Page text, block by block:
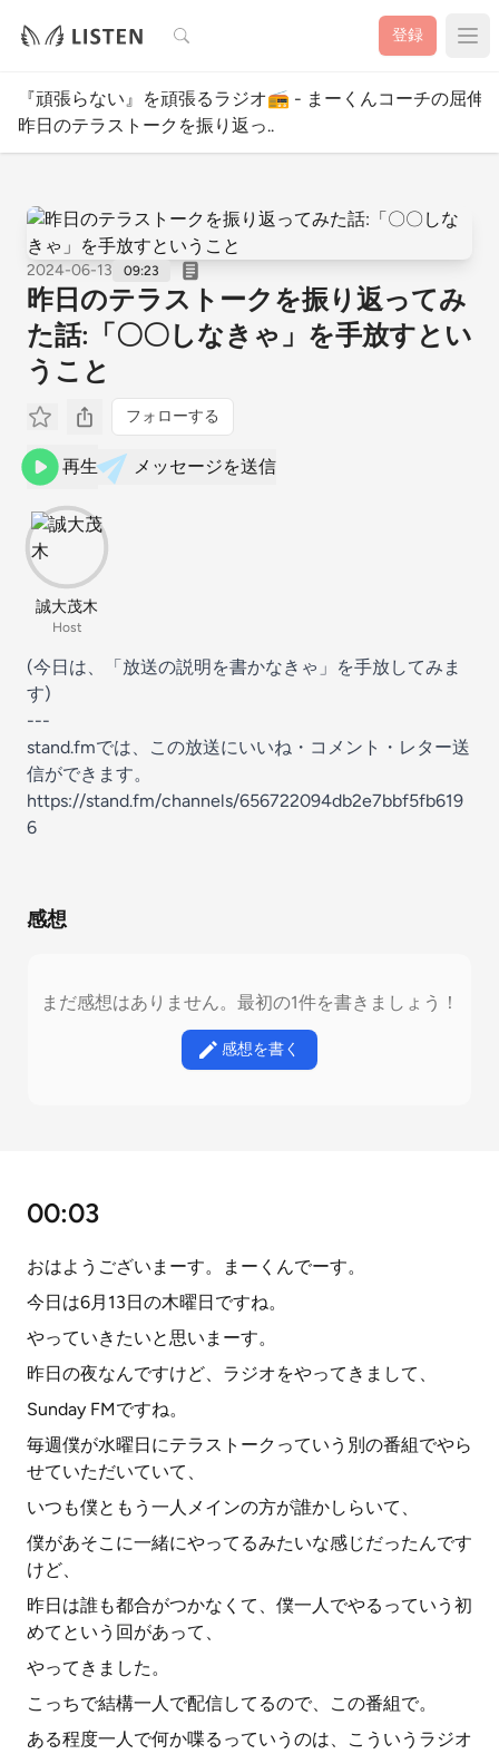
検索 登録
『頑張らない』を頑張るラジオ📻 - まーくんコーチの屈伸
昨日のテラストークを振り返っ..
2024-06-13 09:23
昨日のテラストークを振り返ってみ
た話:「〇〇しなきゃ」を手放すとい
うこと
フォローする
再生 メッセージを送信
誠大茂木
Host
(今日は、「放送の説明を書かなきゃ」を手放してみま
す)
---
stand.fmでは、この放送にいいね・コメント・レター送
信ができます。
https://stand.fm/channels/656722094db2e7bbf5fb619
6
感想
まだ感想はありません。最初の1件を書きましょう！
感想を書く
00:03
おはようございまーす。まーくんでーす。
今日は6月13日の木曜日ですね。
やっていきたいと思いまーす。
昨日の夜なんですけど、ラジオをやってきまして、
Sunday FMですね。
毎週僕が水曜日にテラストークっていう別の番組でやら
せていただいていて、
いつも僕ともう一人メインの方が誰かしらいて、
僕があそこに一緒にやってるみたいな感じだったんです
けど、
昨日は誰も都合がつかなくて、僕一人でやるっていう初
めてという回があって、
やってきました。
こっちで結構一人で配信してるので、この番組で。
ある程度一人で何か喋るっていうのは、こういうラジオ